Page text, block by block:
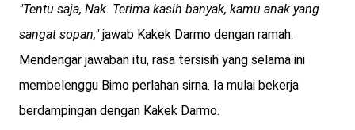
"Tentu saja, Nak. Terima kasih banyak, kamu anak yang
sangat sopan,"jawab Kakek Darmo dengan ramah.
Mendengar jawaban itu, rasa tersisih yang selama ini
membelenggu Bimo perlahan sirna. Ia mulai bekerja
berdampingan dengan Kakek Darmo.